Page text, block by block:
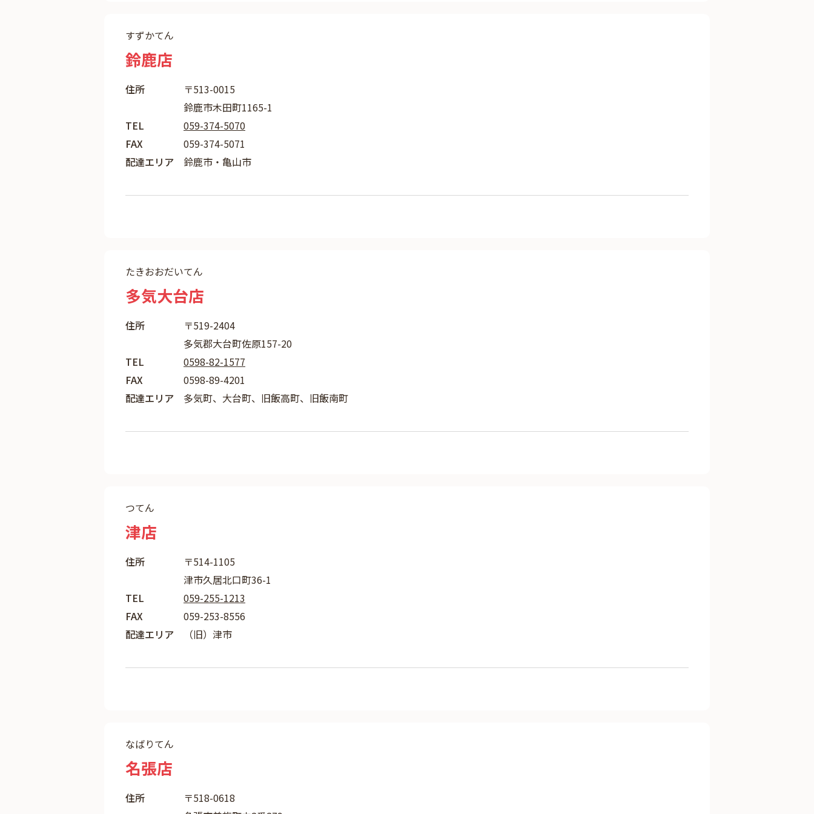
すずかてん
鈴鹿店
住所
〒513-0015
鈴鹿市木田町1165-1
TEL
059-374-5070
FAX
059-374-5071
配達エリア
鈴鹿市・亀山市
たきおおだいてん
多気大台店
住所
〒519-2404
多気郡大台町佐原157-20
TEL
0598-82-1577
FAX
0598-89-4201
配達エリア
多気町、大台町、旧飯高町、旧飯南町
つてん
津店
住所
〒514-1105
津市久居北口町36-1
TEL
059-255-1213
FAX
059-253-8556
配達エリア
（旧）津市
なばりてん
名張店
住所
〒518-0618